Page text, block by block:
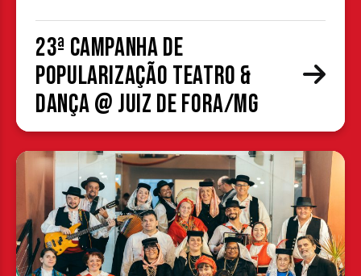
23ª Campanha de
Popularização Teatro &
Dança @ Juiz de Fora/MG